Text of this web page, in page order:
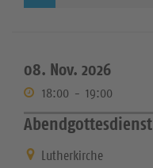
08. Nov. 2026
18:00 - 19:00
Abendgottesdienst
Lutherkirche